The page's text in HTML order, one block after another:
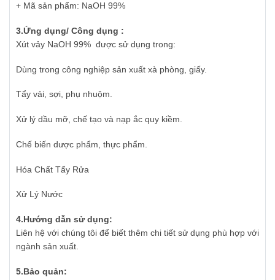
+ Mã sản phẩm: NaOH 99%
3.Ứng dụng/ Công dụng :
Xút vảy NaOH 99% được sử dụng trong:
Dùng trong công nghiệp sản xuất xà phòng, giấy.
Tẩy vải, sợi, phụ nhuộm.
Xử lý dầu mỡ, chế tạo và nạp ắc quy kiềm.
Chế biến dược phẩm, thực phẩm.
Hóa Chất Tẩy Rửa
Xử Lý Nước
4.Hướng dẫn sửdụng:
Liên hệ với chúng tôi để biết thêm chi tiết sử dụng phù hợp với
ngành sản xuất.
5.Bảo quản: